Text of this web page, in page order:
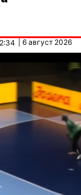
| 6 август 2026